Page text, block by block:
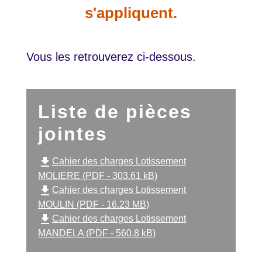
s'appliquent.
Vous les retrouverez ci-dessous.
Liste de pièces
jointes
file_download Cahier des charges Lotissement
MOLIERE (PDF - 303.61 kB)
file_download Cahier des charges Lotissement
MOULIN (PDF - 16.23 MB)
file_download Cahier des charges Lotissement
MANDELA (PDF - 560.8 kB)